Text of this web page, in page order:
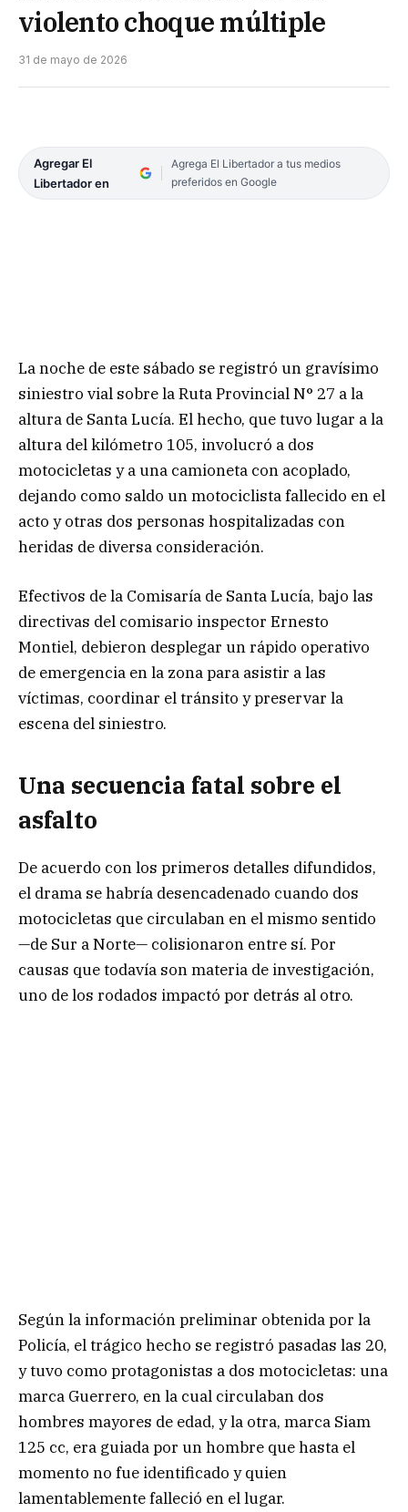
violento choque múltiple
31 de mayo de 2026
Agregar El
Libertador en
Agrega El Libertador a tus medios
preferidos en Google
La noche de este sábado se registró un gravísimo
siniestro vial sobre la Ruta Provincial N° 27 a la
altura de Santa Lucía. El hecho, que tuvo lugar a la
altura del kilómetro 105, involucró a dos
motocicletas y a una camioneta con acoplado,
dejando como saldo un motociclista fallecido en el
acto y otras dos personas hospitalizadas con
heridas de diversa consideración.
Efectivos de la Comisaría de Santa Lucía, bajo las
directivas del comisario inspector Ernesto
Montiel, debieron desplegar un rápido operativo
de emergencia en la zona para asistir a las
víctimas, coordinar el tránsito y preservar la
escena del siniestro.
Una secuencia fatal sobre el
asfalto
De acuerdo con los primeros detalles difundidos,
el drama se habría desencadenado cuando dos
motocicletas que circulaban en el mismo sentido
—de Sur a Norte— colisionaron entre sí. Por
causas que todavía son materia de investigación,
uno de los rodados impactó por detrás al otro.
Según la información preliminar obtenida por la
Policía, el trágico hecho se registró pasadas las 20,
y tuvo como protagonistas a dos motocicletas: una
marca Guerrero, en la cual circulaban dos
hombres mayores de edad, y la otra, marca Siam
125 cc, era guiada por un hombre que hasta el
momento no fue identificado y quien
lamentablemente falleció en el lugar.